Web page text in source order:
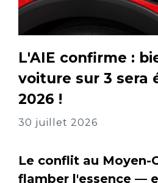
L'AIE confirme :
voiture sur 3 sera
2026 !
30 juillet 2026
Le conflit au Moyen-
flamber l'essence —